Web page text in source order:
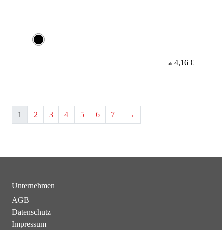
ab 4,16 €
1 2 3 4 5 6 7 →
Unternehmen
AGB
Datenschutz
Impressum